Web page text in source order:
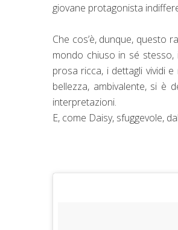
giovane protagonista
Che cos’è, dunque, questo
mondo chiuso in sé stesso,
prosa ricca, i dettagli vividi
bellezza, ambivalente, si è
interpretazioni.
E, come Daisy, sfuggevole,